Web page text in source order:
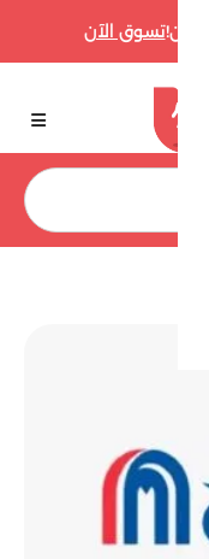
تسوق الآن